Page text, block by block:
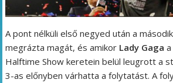
A pont nélküli első negyed után a
megrázta magát, és amikor Lady Gaga
Halftime Show keretein belül leugrott a
3-as előnyben várhatta a folytatást. A